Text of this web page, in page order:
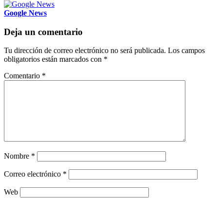
Google News
Deja un comentario
Tu dirección de correo electrónico no será publicada. Los campos
obligatorios están marcados con *
Comentario *
Nombre *
Correo electrónico *
Web